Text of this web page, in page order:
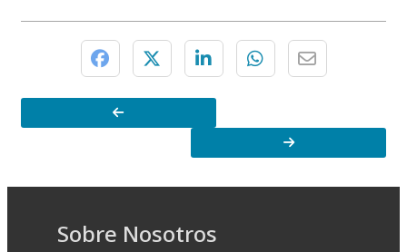
Sobre Nosotros